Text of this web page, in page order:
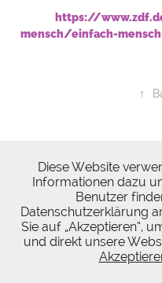
https://
mensch/einfach-
↑
Bojan
Diese Website
Informationen dazu
Benutzer
Datenschutzerklärung
Sie auf „Akzeptieren“,
und direkt unsere